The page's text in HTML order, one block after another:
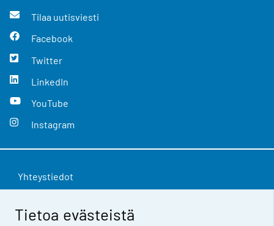
Tietoa evästeistä
Tilaa uutisviesti
Facebook
Twitter
LinkedIn
YouTube
Instagram
Yhteystiedot